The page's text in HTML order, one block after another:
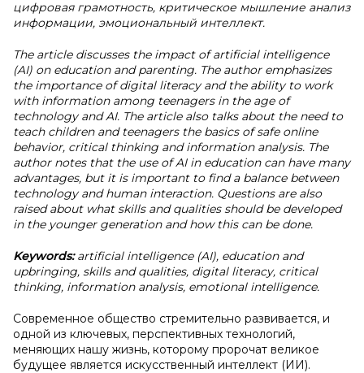
цифровая грамотность, критическое мышление анализ
информации, эмоциональный интеллект.
The article discusses the impact of artificial intelligence
(AI) on education and parenting. The author emphasizes
the importance of digital literacy and the ability to work
with information among teenagers in the age of
technology and AI. The article also talks about the need to
teach children and teenagers the basics of safe online
behavior, critical thinking and information analysis. The
author notes that the use of AI in education can have many
advantages, but it is important to find a balance between
technology and human interaction. Questions are also
raised about what skills and qualities should be developed
in the younger generation and how this can be done.
Keywords:artificial intelligence (AI), education and
upbringing, skills and qualities, digital literacy, critical
thinking, information analysis, emotional intelligence.
Современное общество стремительно развивается, и
одной из ключевых, перспективных технологий,
меняющих нашу жизнь, которому пророчат великое
будущее является искусственный интеллект (ИИ).